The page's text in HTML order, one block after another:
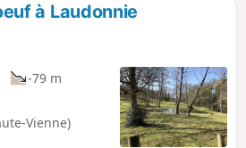
à Laudonnie
-79 m
Vienne)